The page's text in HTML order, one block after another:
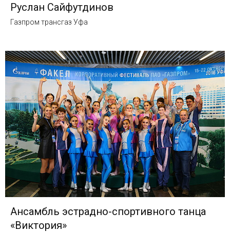
Руслан Сайфутдинов
Газпром трансгаз Уфа
Ансамбль эстрадно-спортивного танца
«Виктория»